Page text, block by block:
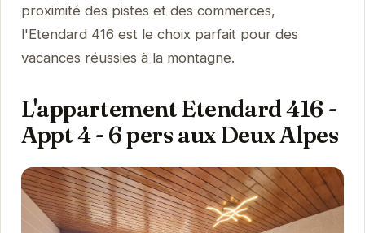
proximité des pistes et des commerces,
l'Etendard 416 est le choix parfait pour des
vacances réussies à la montagne.
L'appartement Etendard 416 -
Appt 4 - 6 pers aux Deux Alpes